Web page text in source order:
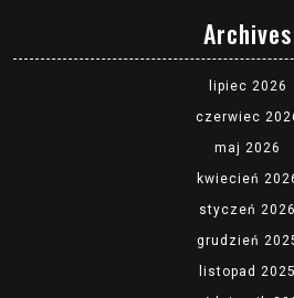
Archives
lipiec 2026
czerwiec
maj 2026
kwiecień
styczeń 2026
grudzień
listopad 2025